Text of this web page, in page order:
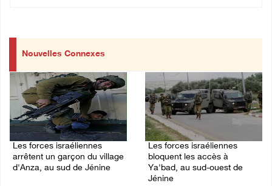
Nouvelles Connexes
Les forces israéliennes
arrêtent un garçon du village
d'Anza, au sud de Jénine
Les forces israéliennes
bloquent les accès à
Ya'bad, au sud-ouest de
Jénine